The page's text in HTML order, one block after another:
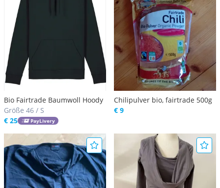
Bio Fairtrade Baumwoll Hoody
Größe 46 / S
€ 25
PayLivery
Chilipulver bio, fairtrade 500g
€ 9